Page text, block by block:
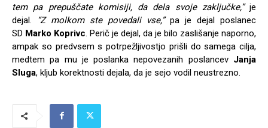
tem pa prepuščate komisiji, da dela svoje zaključke,”je
dejal.
“Z molkom ste povedali vse,”pa je dejal poslanec
SD Marko Koprivc. Perič je dejal, da je bilo zaslišanje naporno,
ampak so predvsem s potrpežljivostjo prišli do samega cilja,
medtem pa mu je poslanka nepovezanih poslancev Janja
Sluga, kljub korektnosti dejala, da je sejo vodil neustrezno.